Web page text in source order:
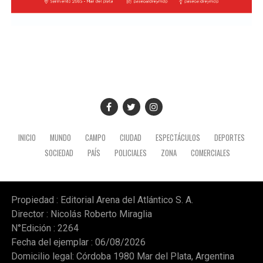
del Estero, aunque impactará en todo el país y en los
mayor presupuesto para los establecimientos y
programas escolares. (NA)
INICIO MUNDO CAMPO CIUDAD ESPECTÁCULOS
DEPORTES
SOCIEDAD
PAÍS POLICIALES ZONA COMERCIALES
Propiedad : Editorial Arena del Atlántico S. A.
Director : Nicolás Roberto Miraglia
N°Edición : 2264
Fecha del ejemplar : 06/08/2026
Domicilio legal: Córdoba 1980 Mar del Plata, Argentina